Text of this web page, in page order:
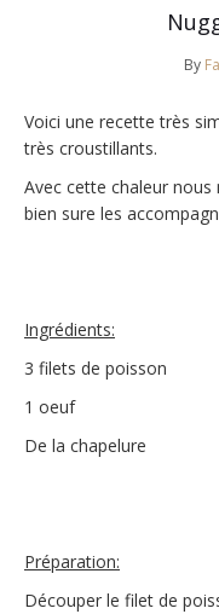
By
Voici une recette très
très croustillants.
Avec cette chaleur
bien sure les
Ingrédients:
3 filets de poisson
1 oeuf
De la chapelure
Préparation:
Découper le filet de